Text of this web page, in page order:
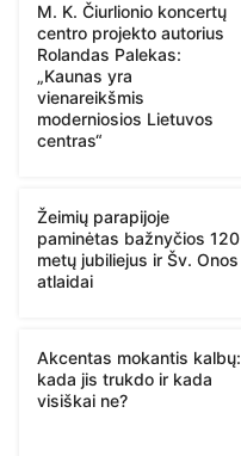
M. K. Čiurlionio koncertų
centro projekto autorius
Rolandas Palekas:
„Kaunas yra
vienareikšmis
moderniosios Lietuvos
centras“
Žeimių parapijoje
paminėtas bažnyčios 120
metų jubiliejus ir Šv. Onos
atlaidai
Akcentas mokantis kalbų:
kada jis trukdo ir kada
visiškai ne?